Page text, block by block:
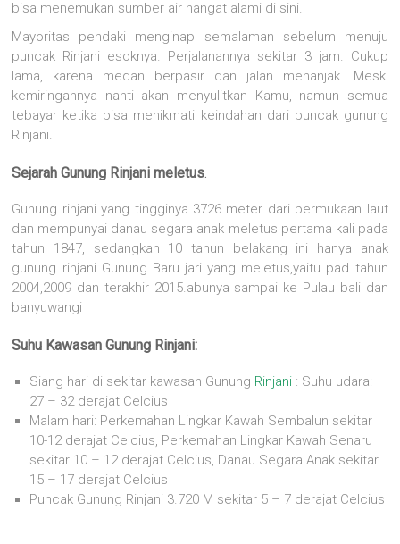
bisa menemukan sumber air hangat alami di sini.
Mayoritas pendaki menginap semalaman sebelum menuju
puncak Rinjani esoknya. Perjalanannya sekitar 3 jam. Cukup
lama, karena medan berpasir dan jalan menanjak. Meski
kemiringannya nanti akan menyulitkan Kamu, namun semua
tebayar ketika bisa menikmati keindahan dari puncak gunung
Rinjani.
Sejarah Gunung Rinjani meletus
Gunung rinjani yang tingginya 3726 meter dari permukaan laut
dan mempunyai danau segara anak meletus pertama kali pada
tahun 1847, sedangkan 10 tahun belakang ini hanya anak
gunung rinjani Gunung Baru jari yang meletus,yaitu pad tahun
2004,2009 dan terakhir 2015.abunya sampai ke Pulau bali dan
banyuwangi
Suhu Kawasan Gunung Rinjani:
Siang hari di sekitar kawasan Gunung Rinjani : Suhu udara:
27 – 32 derajat Celcius
Malam hari: Perkemahan Lingkar Kawah Sembalun sekitar
10-12 derajat Celcius, Perkemahan Lingkar Kawah Senaru
sekitar 10 – 12 derajat Celcius, Danau Segara Anak sekitar
15 – 17 derajat Celcius
Puncak Gunung Rinjani 3.720 M sekitar 5 – 7 derajat Celcius